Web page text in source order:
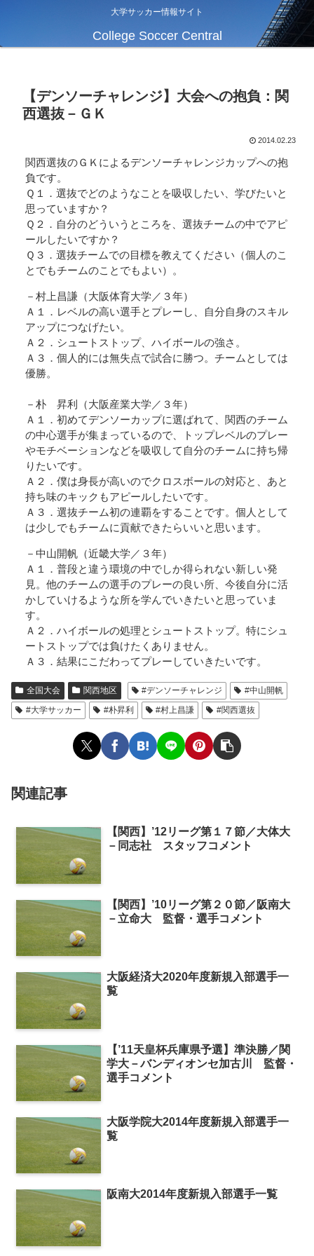
大学サッカー情報サイト
College Soccer Central
【デンソーチャレンジ】大会への抱負：関
西選抜－ＧＫ
2014.02.23
関西選抜のＧＫによるデンソーチャレンジカップへの抱
負です。
Ｑ１．選抜でどのようなことを吸収したい、学びたいと
思っていますか？
Ｑ２．自分のどういうところを、選抜チームの中でアピ
ールしたいですか？
Ｑ３．選抜チームでの目標を教えてください（個人のこ
とでもチームのことでもよい）。
－村上昌謙（大阪体育大学／３年）
Ａ１．レベルの高い選手とプレーし、自分自身のスキル
アップにつなげたい。
Ａ２．シュートストップ、ハイボールの強さ。
Ａ３．個人的には無失点で試合に勝つ。チームとしては
優勝。
－朴 昇利（大阪産業大学／３年）
Ａ１．初めてデンソーカップに選ばれて、関西のチーム
の中心選手が集まっているので、トップレベルのプレー
やモチベーションなどを吸収して自分のチームに持ち帰
りたいです。
Ａ２．僕は身長が高いのでクロスボールの対応と、あと
持ち味のキックもアピールしたいです。
Ａ３．選抜チーム初の連覇をすることです。個人として
は少しでもチームに貢献できたらいいと思います。
－中山開帆（近畿大学／３年）
Ａ１．普段と違う環境の中でしか得られない新しい発
見。他のチームの選手のプレーの良い所、今後自分に活
かしていけるような所を学んでいきたいと思っていま
す。
Ａ２．ハイボールの処理とシュートストップ。特にシュ
ートストップでは負けたくありません。
Ａ３．結果にこだわってプレーしていきたいです。
全国大会 関西地区 #デンソーチャレンジ
#中山開帆
#大学サッカー
#朴昇利 #村上昌謙 #関西選抜
関連記事
【関西】’12リーグ第１７節／大体大
－同志社 スタッフコメント
【関西】’10リーグ第２０節／阪南大
－立命大 監督・選手コメント
大阪経済大2020年度新規入部選手一
覧
【’11天皇杯兵庫県予選】準決勝／関
学大－バンディオンセ加古川 監督・
選手コメント
大阪学院大2014年度新規入部選手一
覧
阪南大2014年度新規入部選手一覧